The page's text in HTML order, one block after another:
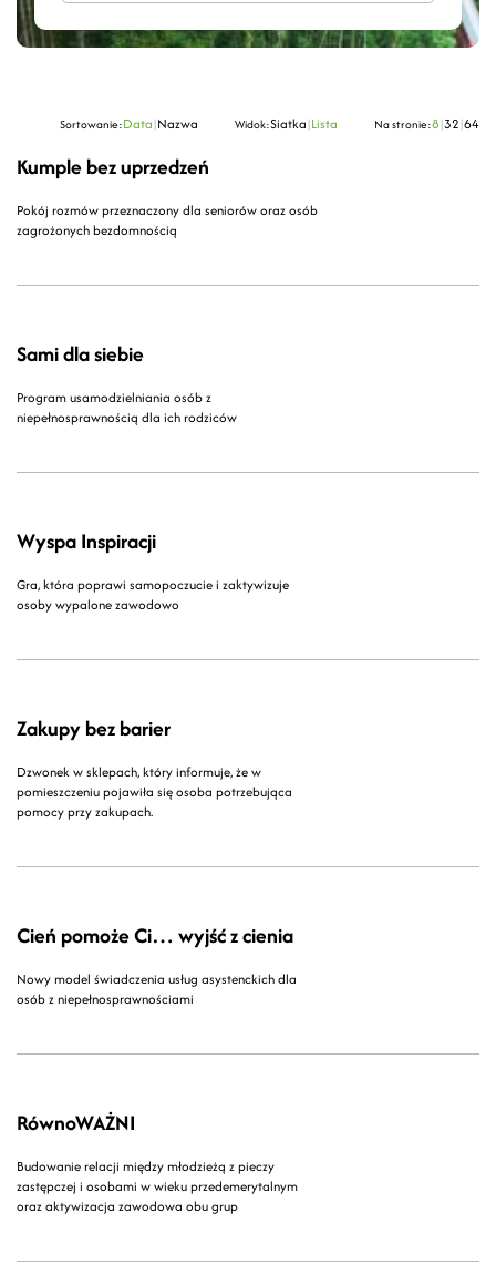
Sortowanie:Data|Nazwa Widok:Siatka|Lista Na stronie:8|32|64
Kumple bez uprzedzeń
Pokój rozmów przeznaczony dla seniorów oraz osób
zagrożonych bezdomnością
Sami dla siebie
Program usamodzielniania osób z
niepełnosprawnością dla ich rodziców
Wyspa Inspiracji
Gra, która poprawi samopoczucie i zaktywizuje
osoby wypalone zawodowo
Zakupy bez barier
Dzwonek w sklepach, który informuje, że w
pomieszczeniu pojawiła się osoba potrzebująca
pomocy przy zakupach.
Cień pomoże Ci… wyjść z cienia
Nowy model świadczenia usług asystenckich dla
osób z niepełnosprawnościami
RównoWAŻNI
Budowanie relacji między młodzieżą z pieczy
zastępczej i osobami w wieku przedemerytalnym
oraz aktywizacja zawodowa obu grup